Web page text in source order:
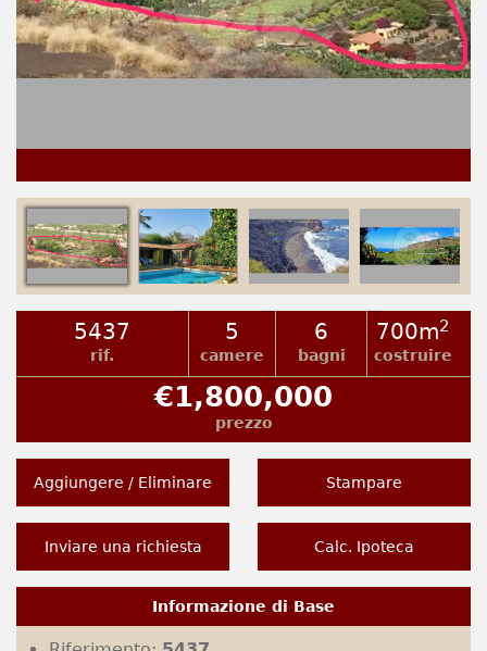
5437
rif.
5
camere
6
bagni
700m2
costruire
€1,800,000
prezzo
Aggiungere / Eliminare Stampare
Inviare una richiesta Calc. Ipoteca
Informazione di Base